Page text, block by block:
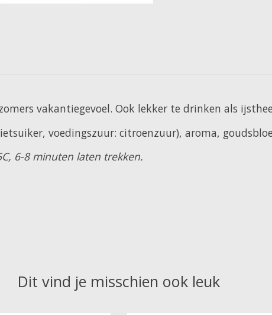
vakantiegevoel. Ook lekker te drinken als
voedingszuur: citroenzuur), aroma,
6-8 minuten laten trekken.
Dit vind je misschien ook leuk